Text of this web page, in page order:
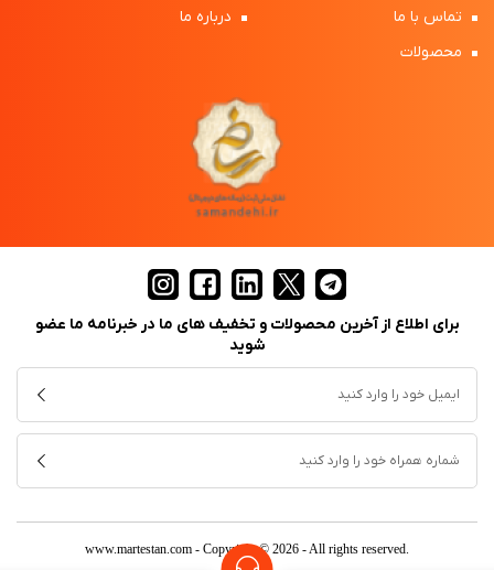
تماس با ما
درباره ما
محصولات
برای اطلاع از آخرین محصولات و تخفیف های ما در خبرنامه ما عضو
شوید
www.martestan.com - Copyright © 2026 - All rights reserved.